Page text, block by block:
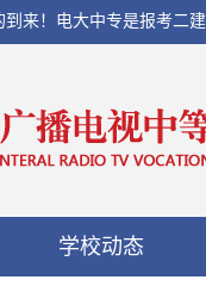
到来！电大中专是报考二
学校动态